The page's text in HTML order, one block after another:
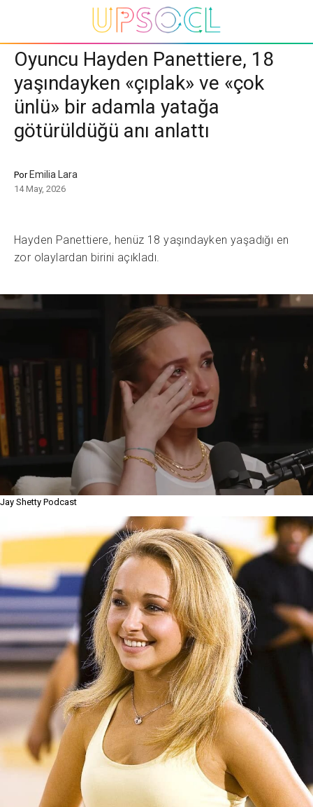
Oyuncu Hayden Panettiere, 18
yaşındayken «çıplak» ve «çok
ünlü» bir adamla yatağa
götürüldüğü anı anlattı
Por Emilia Lara
14 May, 2026
Hayden Panettiere, henüz 18 yaşındayken yaşadığı en
zor olaylardan birini açıkladı.
Jay Shetty Podcast